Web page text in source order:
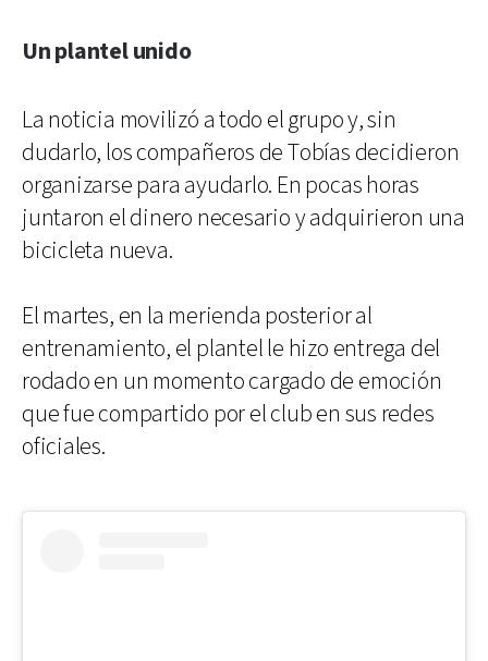
Un plantel unido
La noticia movilizó a todo el grupo y, sin
dudarlo, los compañeros de Tobías decidieron
organizarse para ayudarlo. En pocas horas
juntaron el dinero necesario y adquirieron una
bicicleta nueva.
El martes, en la merienda posterior al
entrenamiento, el plantel le hizo entrega del
rodado en un momento cargado de emoción
que fue compartido por el club en sus redes
oficiales.